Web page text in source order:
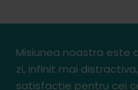
Misiunea noastra este
zi, infinit mai
satisfactie pentru cei